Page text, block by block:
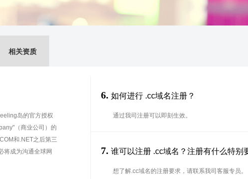
相关资质
岛的官方授权
（商业公司）的
和.NET之后第三
将成为沟通全球网
6. 如何进行 .cc域名注册？
通过我司注册可以即刻生效。
7. 谁可以注册 .cc域名？注册有什么特别
想了解.cc域名的注册要求，请联系我司客服专员。